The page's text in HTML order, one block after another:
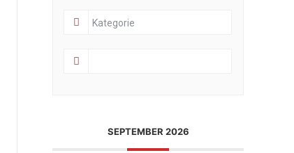
SEPTEMBER 2026